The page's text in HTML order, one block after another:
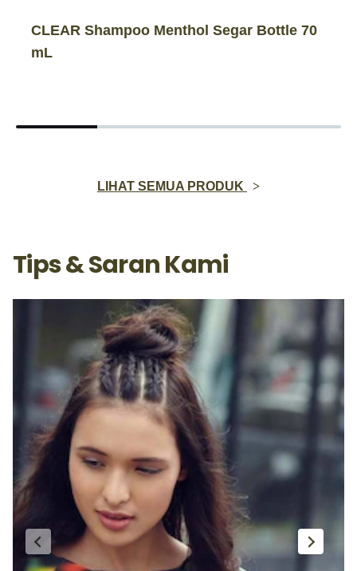
CLEAR Shampoo Menthol Segar Bottle 70
mL
LIHAT SEMUA PRODUK
Tips & Saran Kami